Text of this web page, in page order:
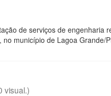
de serviços de
município de Lagoa
visual.)